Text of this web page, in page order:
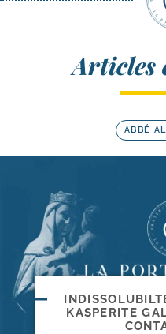
Articles
ABBÉ
KASPERITE